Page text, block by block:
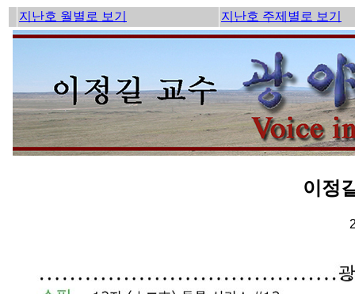
지난호 월별로 보기 지난호 주제별로 보기
이정